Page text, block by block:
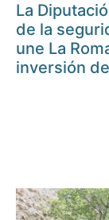
La
de la
une La
inversión